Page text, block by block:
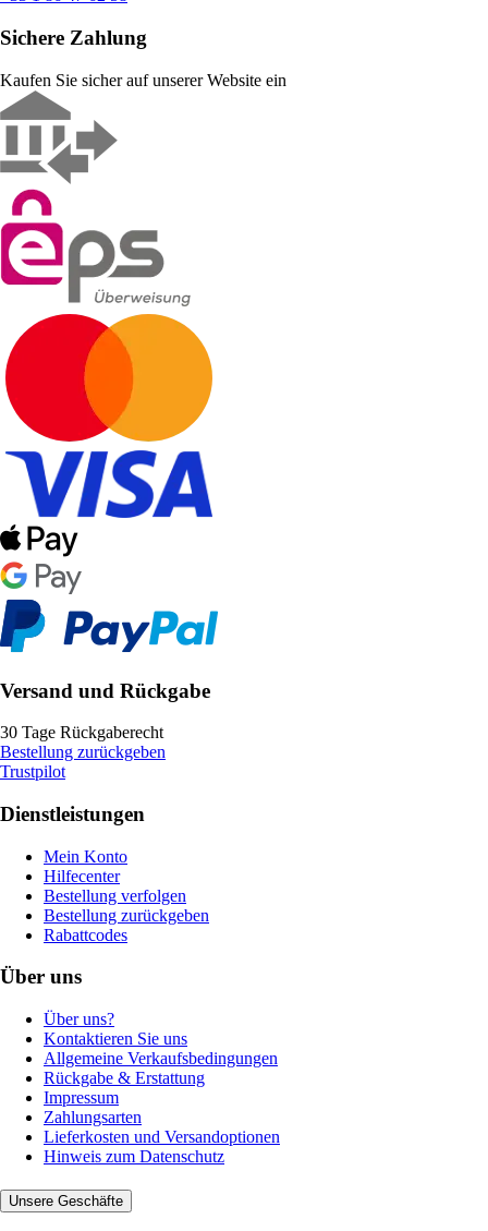
Sichere Zahlung
Kaufen Sie sicher auf unserer Website ein
Versand und Rückgabe
30 Tage Rückgaberecht
Bestellung zurückgeben
Trustpilot
Dienstleistungen
Mein Konto
Hilfecenter
Bestellung verfolgen
Bestellung zurückgeben
Rabattcodes
Über uns
Über uns?
Kontaktieren Sie uns
Allgemeine Verkaufsbedingungen
Rückgabe & Erstattung
Impressum
Zahlungsarten
Lieferkosten und Versandoptionen
Hinweis zum Datenschutz
Unsere Geschäfte